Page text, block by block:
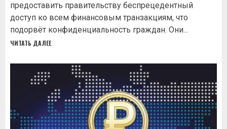
предоставить правительству беспрецедентный
доступ ко всем финансовым транзакциям, что
подорвёт конфиденциальность граждан. Они...
ЧИТАТЬ ДАЛЕЕ